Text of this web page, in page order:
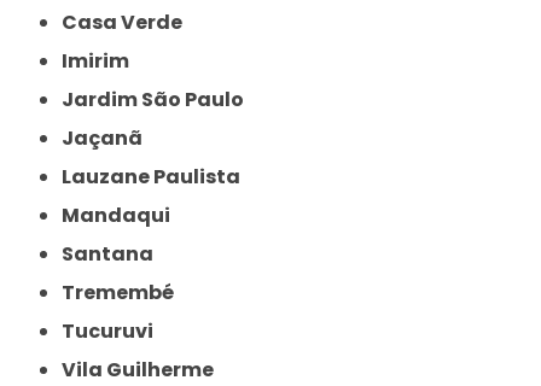
Casa Verde
Imirim
Jardim São Paulo
Jaçanã
Lauzane Paulista
Mandaqui
Santana
Tremembé
Tucuruvi
Vila Guilherme